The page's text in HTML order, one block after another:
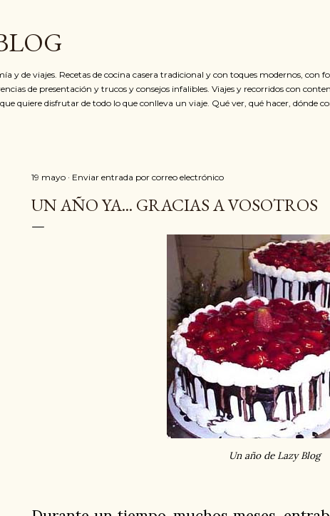
y de viajes. Recetas de cocina casera tradicional y con toques modernos, con
de presentación y trucos y consejos infalibles. Viajes y recorridos con
quiere disfrutar de todo lo que conlleva un viaje. Qué ver, qué hacer, dónde
19 mayo Enviar entrada por correo electrónico
UN AÑO YA... GRACIAS A VOSOTROS
Un año de Lazy Blog